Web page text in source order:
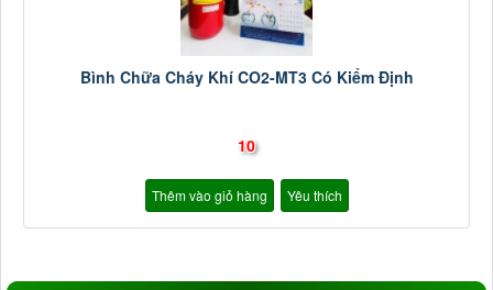
Bình Chữa Cháy Khí CO2-MT3 Có Kiểm Định
10
Thêm vào giỏ hàng Yêu thích